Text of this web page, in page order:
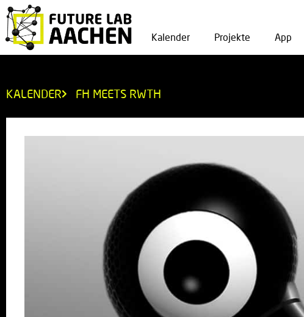
Kalender Projekte App
KALENDER FH MEETS RWTH